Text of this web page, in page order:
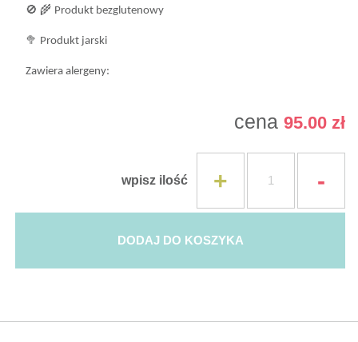
🚫 🌾 Produkt bezglutenowy
🥦 Produkt jarski
Zawiera alergeny:
cena 95.00 zł
wpisz ilość + -
DODAJ DO KOSZYKA